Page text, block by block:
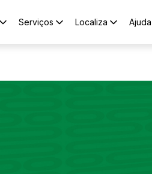
Serviços Localiza Ajuda